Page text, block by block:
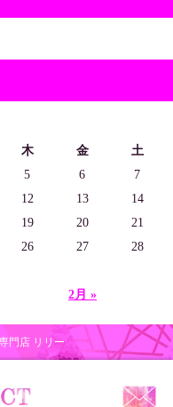
木 金 土
2月 »
5 6
7
12 13
14
19 20
21
26 27
28
門店 リリー